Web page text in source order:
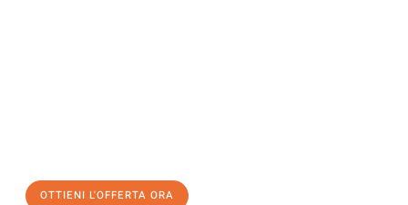
OTTIENI L'OFFERTA ORA